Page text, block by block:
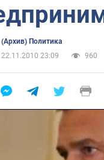
(Архив) Политика
22.11.2010 23:09
960